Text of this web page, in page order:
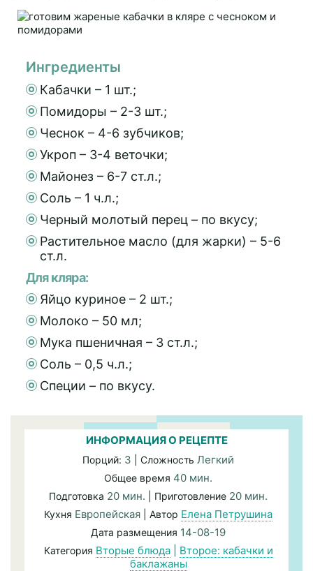
Ингредиенты
Кабачки – 1 шт.;
Помидоры – 2-3 шт.;
Чеснок – 4-6 зубчиков;
Укроп – 3-4 веточки;
Майонез – 6-7 ст.л.;
Соль – 1 ч.л.;
Черный молотый перец – по вкусу;
Растительное масло (для жарки) – 5-6
ст.л.
Для кляра:
Яйцо куриное – 2 шт.;
Молоко – 50 мл;
Мука пшеничная – 3 ст.л.;
Соль – 0,5 ч.л.;
Специи – по вкусу.
ИНФОРМАЦИЯ О РЕЦЕПТЕ
Порций: 3 | Сложность Легкий
Общее время 40 мин.
Подготовка 20 мин. | Приготовление 20 мин.
Кухня Европейская | Автор Елена Петрушина
Дата размещения 14-08-19
Категория Вторые блюда| Второе: кабачки и
баклажаны